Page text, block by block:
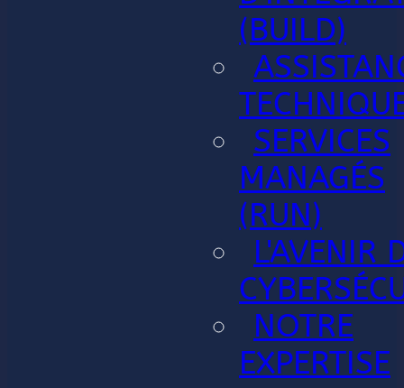
(BUILD)
SERVICES
MANAGÉS
(RUN)
L'AVENIR
NOTRE
EXPERTISE